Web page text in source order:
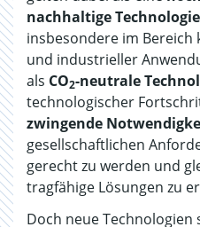
nachhaltige
insbesondere im Bereich
und industrieller
als CO2-neutrale
technologischer
zwingende
gesellschaftlichen
gerecht zu werden und
tragfähige Lösungen zu
Doch neue Technologien